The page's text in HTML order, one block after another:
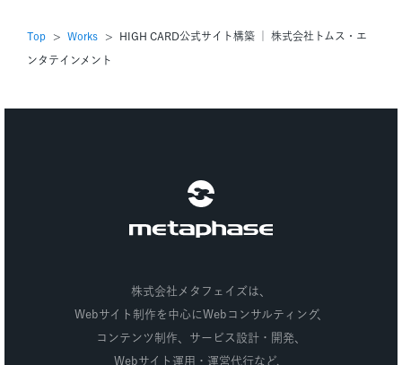
Top Works HIGH CARD公式サイト構築 ｜ 株式会社トムス・エ
ンタテインメント
株式会社メタフェイズ
株式会社メタフェイズは、
Webサイト制作を中心にWebコンサルティング、
コンテンツ制作、 サービス設計・開発、
Webサイト運用・運営代行など、